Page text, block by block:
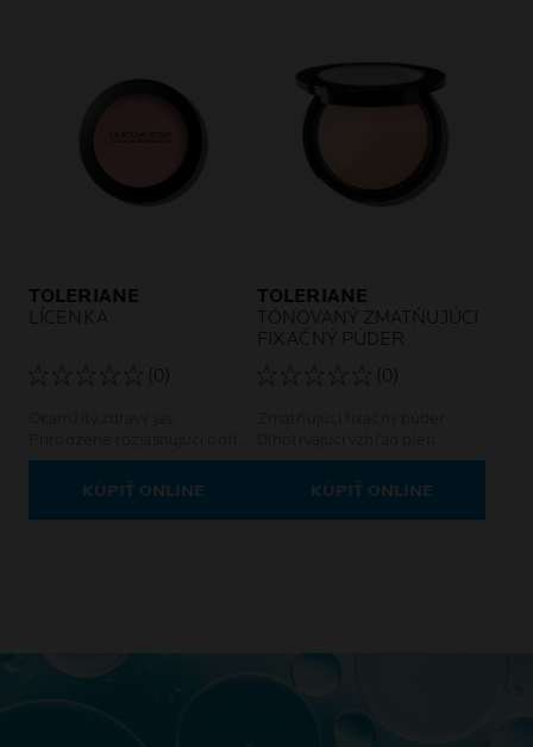
TOLERIANE
LÍCENKA
(0)
Citlivá a intolerantná pleť
KÚPIŤ ONLINE
TOLERIANE
TÓNOVANÝ ZMATŇUJÚCI
FIXAČNÝ PÚDER
(0)
KÚPIŤ ONLINE